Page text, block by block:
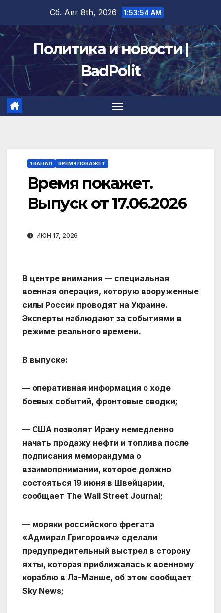
содержимому
Сб. Авг 8th, 2026 1:53:55 AM
Политика и новости |
BadPolit
1 КАНАЛ ВРЕМЯ ПОКАЖЕТ
Время покажет.
Выпуск от 17.06.2026
ИЮН 17, 2026
В центре внимания — специальная
военная операция, которую вооруженные
силы России проводят на Украине.
Эксперты наблюдают за событиями в
режиме реального времени.
В выпуске:
— оперативная информация о ходе
боевых событий, фронтовые сводки;
— США позволят Ирану немедленно
начать продажу нефти и топлива после
подписания меморандума о
взаимопонимании, которое должно
состояться 19 июня в Швейцарии,
сообщает The Wall Street Journal;
— моряки российского фрегата
«Адмирал Григорович» сделали
предупредительный выстрел в сторону
яхты, которая приближалась к военному
кораблю в Ла-Манше, об этом сообщает
Sky News;